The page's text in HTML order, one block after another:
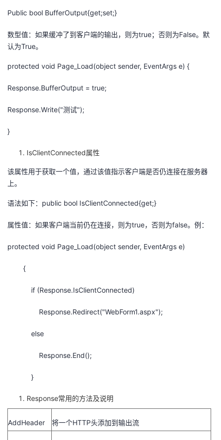
Public bool BufferOutput{get;set;}
数型值：如果缓冲了到客户端的输出，则为true；否则为False。默
认为True。
protected void Page_Load(object sender, EventArgs e) {
Response.BufferOutput = true;
Response.Write("测试");
}
IsClientConnected属性
该属性用于获取一个值，通过该值指示客户端是否仍连接在服务器
上。
语法如下：public bool IsClientConnected{get;}
属性值：如果客户端当前仍在连接，则为true，否则为false。例：
protected void Page_Load(object sender, EventArgs e)
{
if (Response.IsClientConnected)
Response.Redirect("WebForm1.aspx");
else
Response.End();
}
Response常用的方法及说明
AddHeader 将一个HTTP头添加到输出流